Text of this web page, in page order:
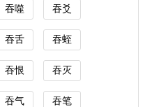
吞噬 吞爻
吞舌 吞蛭
吞恨 吞灭
吞气 吞笔